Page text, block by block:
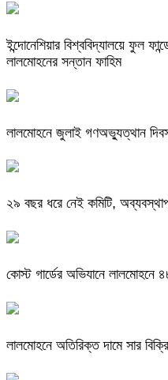
ইন্দোনেশিয়ার বিশ্ববিদ্যালয়ে ফুল
লালমোহনের সন্তান ফাহিম
লালমোহনে জুলাই গণঅভ্যুত্থান
২৯ বছর ধরে নেই কমিটি,
কোস্ট গার্ডের অভিযানে লালমোহনে
লালমোহনে অতিরিক্ত দামে সার